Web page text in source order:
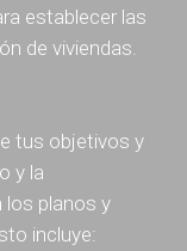
establecer las
de viviendas.
tus objetivos y
y la
los planos y
incluye: